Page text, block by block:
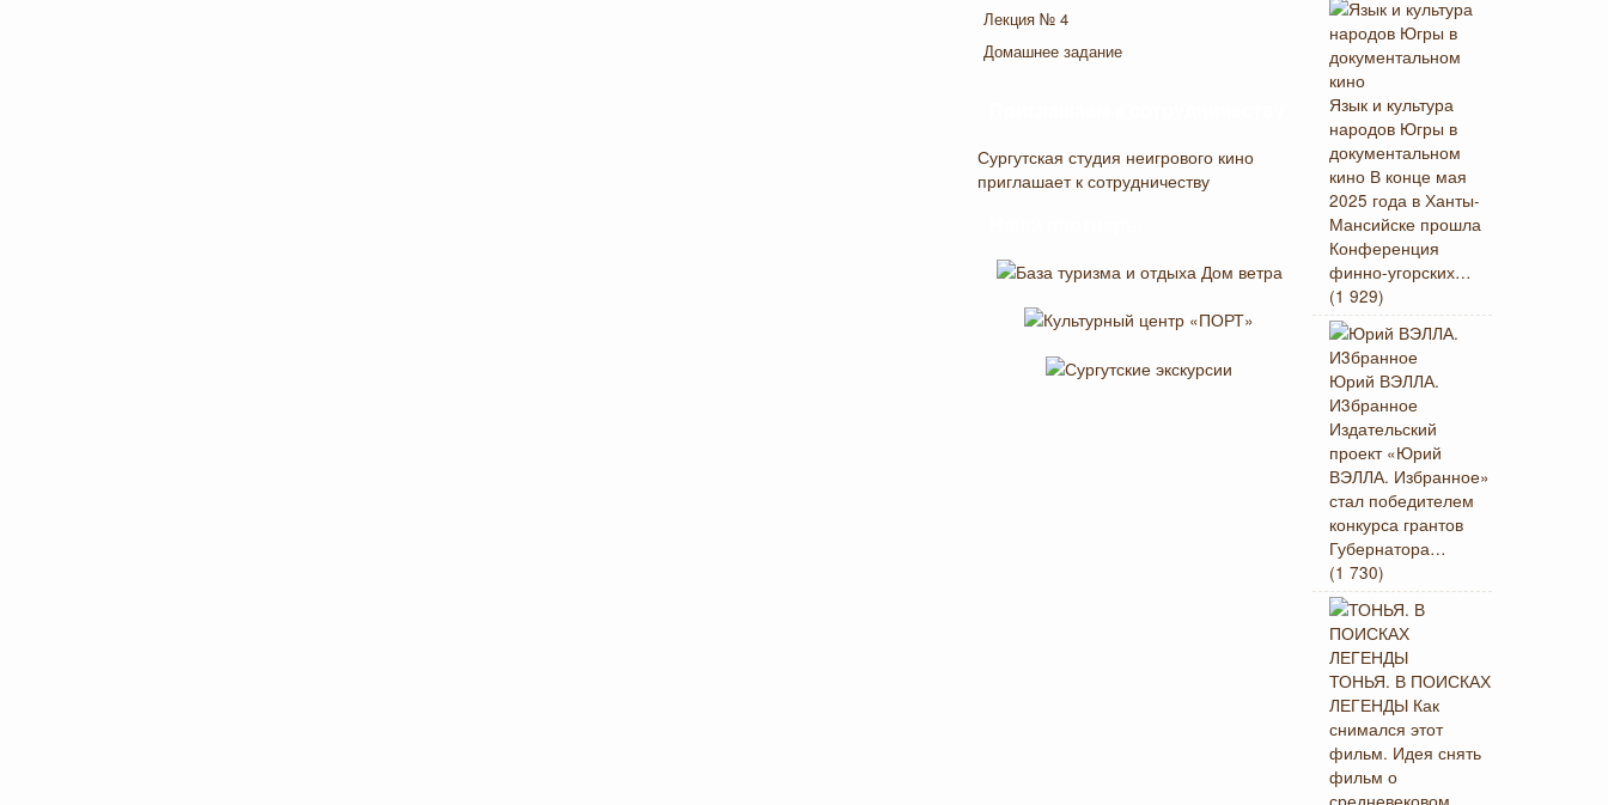
Лекция № 4
Домашнее задание
Сургутская студия неигрового кино
приглашает к сотрудничеству
Язык и культура
народов Югры в
документальном
кино В конце мая
2025 года в Ханты-
Мансийске прошла
Конференция
финно-угорских…
(1 929)
Юрий ВЭЛЛА.
И3бранное
Издательский
проект «Юрий
ВЭЛЛА. Избранное»
стал победителем
конкурса грантов
Губернатора…
(1 730)
ТОНЬЯ. В ПОИСКАХ
ЛЕГЕНДЫ Как
снимался этот
фильм. Идея снять
фильм о